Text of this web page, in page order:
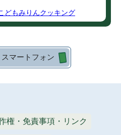
もみりんクッキング
スマートフォン
権・免責事項・リンク